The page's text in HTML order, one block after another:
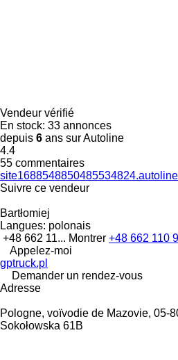
Vendeur vérifié
En stock: 33 annonces
depuis 6 ans sur Autoline
4.4
55 commentaires
Suivre ce vendeur
Bartłomiej
Langues: polonais
+48 662 11... Montrer +48 662 110
Appelez-moi
gptruck.pl
Demander un rendez-vous
Adresse
Pologne, voïvodie de Mazovie, 05-
Sokołowska 61B